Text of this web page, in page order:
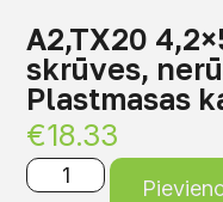
A2,TX20
skrūves,
Plastmasas
€18.33